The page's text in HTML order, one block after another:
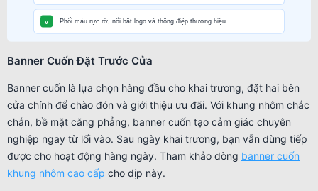
Banner Cuốn Đặt Trước Cửa
Banner cuốn là lựa chọn hàng đầu cho khai trương, đặt hai bên
cửa chính để chào đón và giới thiệu ưu đãi. Với khung nhôm chắc
chắn, bề mặt căng phẳng, banner cuốn tạo cảm giác chuyên
nghiệp ngay từ lối vào. Sau ngày khai trương, bạn vẫn dùng tiếp
được cho hoạt động hàng ngày. Tham khảo dòng banner cuốn
khung nhôm cao cấp cho dịp này.